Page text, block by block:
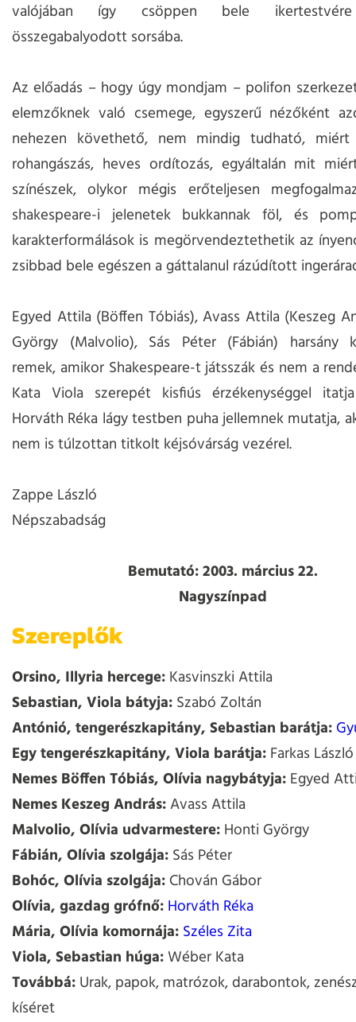
valójában így csöppen bele ikertestvére
összegabalyodott sorsába.
Az előadás – hogy úgy mondjam – polifon
elemzőknek való csemege, egyszerű nézőként
nehezen követhető, nem mindig tudható,
rohangászás, heves ordítozás, egyáltalán mit
színészek, olykor mégis erőteljesen
shakespeare-i jelenetek bukkannak föl, és
karakterformálások is megörvendeztethetik az
zsibbad bele egészen a gáttalanul rázúdított
Egyed Attila (Böffen Tóbiás), Avass Attila (Keszeg
György (Malvolio), Sás Péter (Fábián) harsány
remek, amikor Shakespeare-t játsszák és nem a
Kata Viola szerepét kisfiús érzékenységgel
Horváth Réka lágy testben puha jellemnek mutatja,
nem is túlzottan titkolt kéjsóvárság vezérel.
Zappe László
Népszabadság
Bemutató: 2003. március 22.
Nagyszínpad
Szereplők
Orsino, Illyria hercege:Kasvinszki Attila
Sebastian, Viola bátyja:Szabó Zoltán
Antónió, tengerészkapitány, Sebastian barátja:
Egy tengerészkapitány, Viola barátja:Farkas László
Nemes Böffen Tóbiás, Olívia nagybátyja:Egyed
Nemes Keszeg András:Avass Attila
Malvolio, Olívia udvarmestere:Honti György
Fábián, Olívia szolgája:Sás Péter
Bohóc, Olívia szolgája:Chován Gábor
Olívia, gazdag grófnő:Horváth Réka
Mária, Olívia komornája:Széles Zita
Viola, Sebastian húga:Wéber Kata
Továbbá:Urak, papok, matrózok, darabontok,
kíséret